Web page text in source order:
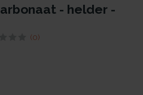
- helder -
(0)